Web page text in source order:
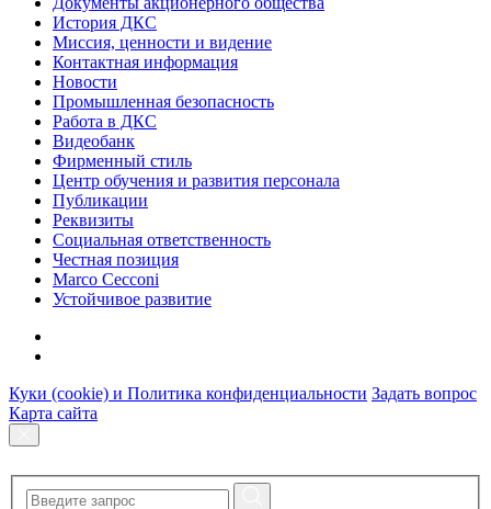
История ДКС
Миссия, ценности и видение
Контактная информация
Новости
Промышленная безопасность
Работа в ДКС
Видеобанк
Фирменный стиль
Центр обучения и развития персонала
Публикации
Реквизиты
Социальная ответственность
Честная позиция
Marco Cecconi
Устойчивое развитие
Куки (cookie) и Политика конфиденциальности Задать вопрос
Карта сайта